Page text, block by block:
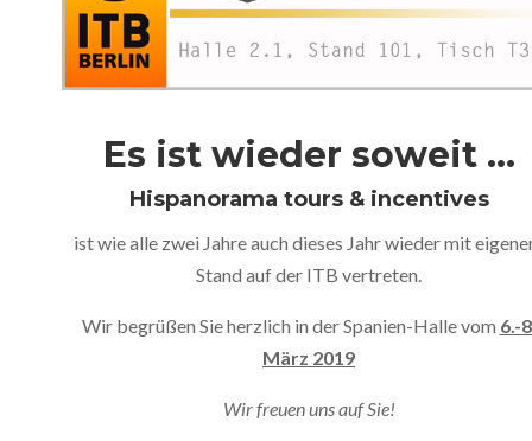
Es ist wieder soweit …
Hispanorama tours & incentives
ist wie alle zwei Jahre auch dieses Jahr wieder mit
Stand auf der ITB vertreten.
Wir begrüßen Sie herzlich in der Spanien-Halle vom 6.-
März 2019
Wir freuen uns auf Sie!